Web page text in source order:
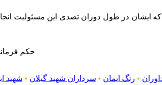
ایشان در طول دوران تصدی این مسئولیت
حکم
• رنگ ایمان • سرداران شهید گیلان • شهید